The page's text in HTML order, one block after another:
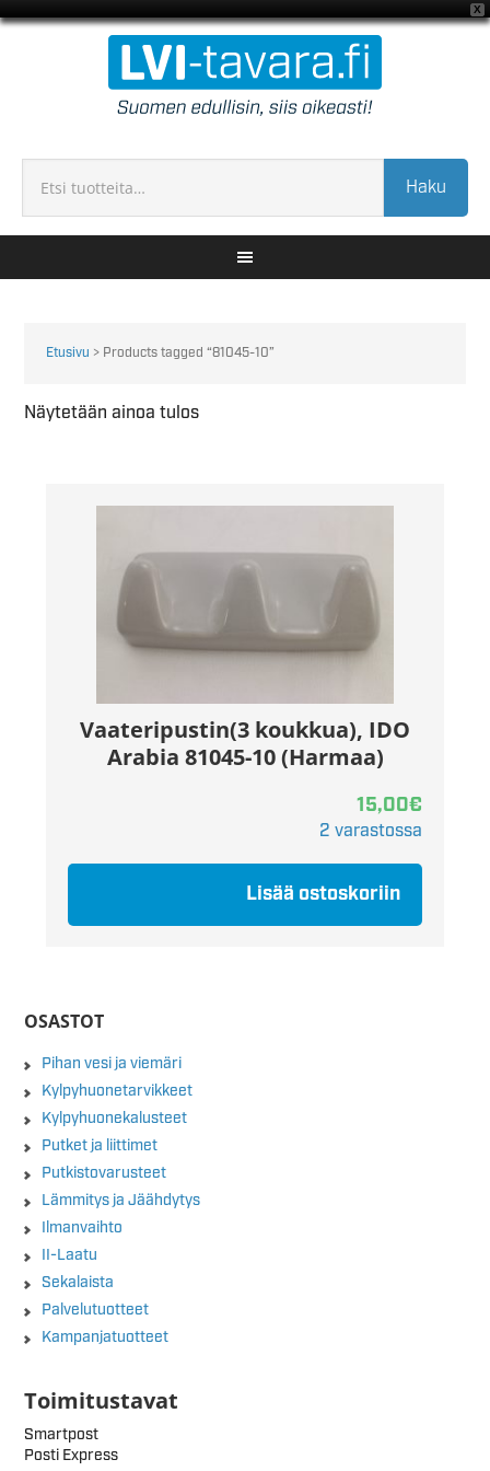
X
Haku
Etusivu > Products tagged “81045-10”
Näytetään ainoa tulos
Vaateripustin(3 koukkua), IDO
Arabia 81045-10 (Harmaa)
15,00€
2 varastossa
Lisää ostoskoriin
OSASTOT
Pihan vesi ja viemäri
Kylpyhuonetarvikkeet
Kylpyhuonekalusteet
Putket ja liittimet
Putkistovarusteet
Lämmitys ja Jäähdytys
Ilmanvaihto
II-Laatu
Sekalaista
Palvelutuotteet
Kampanjatuotteet
Toimitustavat
Smartpost
Posti Express